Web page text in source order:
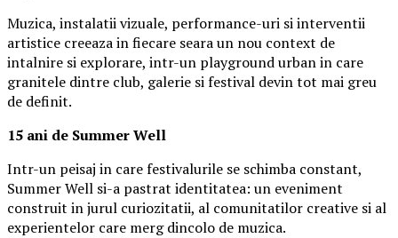
Muzica, instalatii vizuale, performance-uri si interventii
artistice creeaza in fiecare seara un nou context de
intalnire si explorare, intr-un playground urban in care
granitele dintre club, galerie si festival devin tot mai greu
de definit.
15 ani de Summer Well
Intr-un peisaj in care festivalurile se schimba constant,
Summer Well si-a pastrat identitatea: un eveniment
construit in jurul curiozitatii, al comunitatilor creative si al
experientelor care merg dincolo de muzica.